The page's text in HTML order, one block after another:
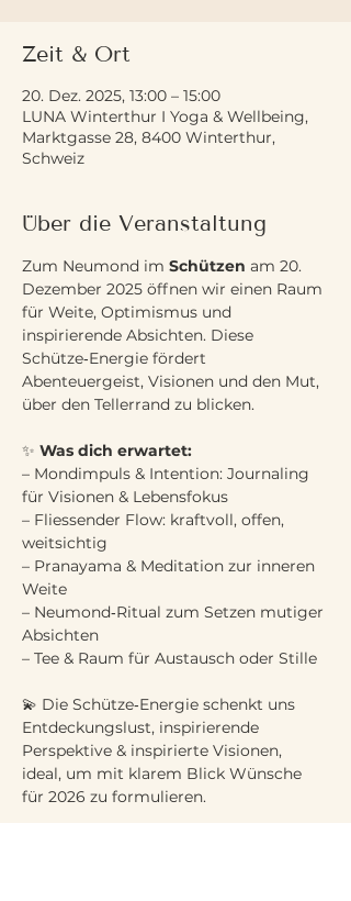
Zeit & Ort
20. Dez. 2025, 13:00 – 15:00
LUNA Winterthur I Yoga & Wellbeing,
Marktgasse 28, 8400 Winterthur,
Schweiz
Über die Veranstaltung
Zum Neumond im Schützen am 20.
Dezember 2025 öffnen wir einen Raum
für Weite, Optimismus und
inspirierende Absichten. Diese
Schütze‑Energie fördert
Abenteuergeist, Visionen und den Mut,
über den Tellerrand zu blicken.
✨ Was dich erwartet:
– Mondimpuls & Intention: Journaling
für Visionen & Lebensfokus
– Fliessender Flow: kraftvoll, offen,
weitsichtig
– Pranayama & Meditation zur inneren
Weite
– Neumond‑Ritual zum Setzen mutiger
Absichten
– Tee & Raum für Austausch oder Stille
💫 Die Schütze‑Energie schenkt uns
Entdeckungslust, inspirierende
Perspektive & inspirierte Visionen,
ideal, um mit klarem Blick Wünsche
für 2026 zu formulieren.